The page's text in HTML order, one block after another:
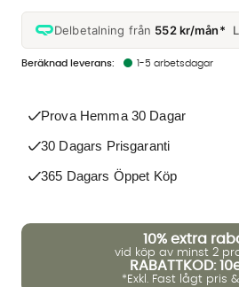
Delbetalning från 552 kr/mån*
1-5 arbetsdagar
Prova Hemma 30 Dagar
30 Dagars Prisgaranti
365 Dagars Öppet Köp
10% extra
vid köp av minst 2
RABATTKOD:
*Exkl. Fast lågt pris